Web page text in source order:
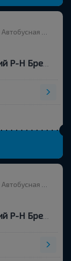
Автобусная остановка
Автобусная остановка